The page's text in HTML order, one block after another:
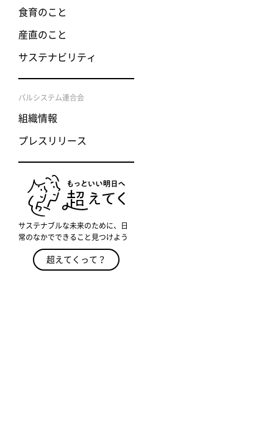
食育のこと
産直のこと
サステナビリティ
パルシステム連合会
組織情報
プレスリリース
サステナブルな未来のために、日
常のなかでできること見つけよう
超えてくって？